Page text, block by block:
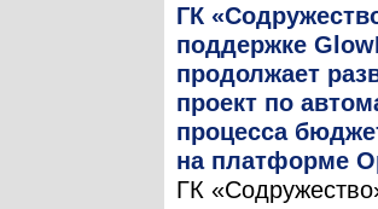
ГК
поддержке
продолжает
проект по
процесса
на платформе
ГК